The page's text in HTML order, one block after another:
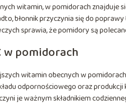
witamin, w pomidorach znajduje
błonnik przyczynia się do
sprawia, że pomidory są
w pomidorach
witamin obecnych w
odpornościowego oraz
je ważnym składnikiem